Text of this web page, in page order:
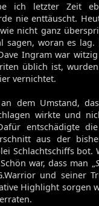
ich letzter Zeit
nie enttäuscht.
nicht ganz
sagen, woran es
Ingram war
üblich ist,
vernichtet.
dem Umstand,
wirkte und
entschädigte
aus der
Schlachtschiffs bot.
war, dass man „
und seiner
Highlight sorgen